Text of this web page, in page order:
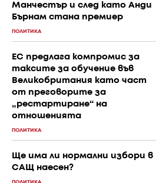
Манчестър и след като Анди
Бърнам стана премиер
ПОЛИТИКА
ЕС предлага компромис за
таксите за обучение във
Великобритания като част
от преговорите за
„рестартиране“ на
отношенията
ПОЛИТИКА
Ще има ли нормални избори в
САЩ наесен?
ПОЛИТИКА